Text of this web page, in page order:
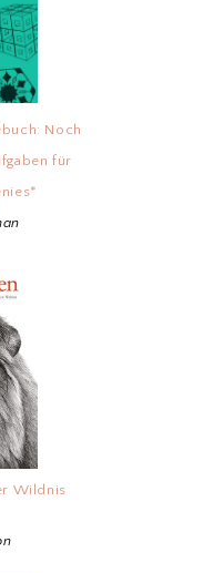
Noch
für
Wildnis